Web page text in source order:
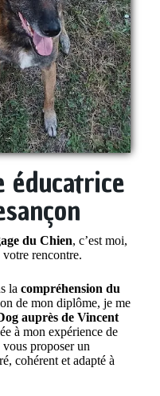
éducatrice
du Chien, c’est moi,
rencontre.
la compréhension du
de mon diplôme, je me
auprès de Vincent
à mon expérience de
proposer un
cohérent et adapté à